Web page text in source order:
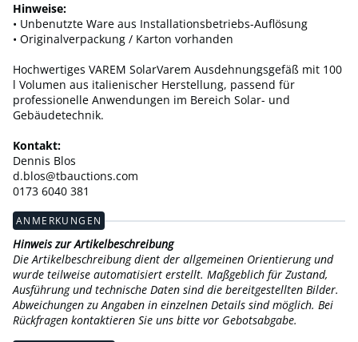
Hinweise:
• Unbenutzte Ware aus Installationsbetriebs-Auflösung
• Originalverpackung / Karton vorhanden
Hochwertiges VAREM SolarVarem Ausdehnungsgefäß mit 100
l Volumen aus italienischer Herstellung, passend für
professionelle Anwendungen im Bereich Solar- und
Gebäudetechnik.
Kontakt:
Dennis Blos
d.blos@tbauctions.com
0173 6040 381
ANMERKUNGEN
Hinweis zur Artikelbeschreibung
Die Artikelbeschreibung dient der allgemeinen Orientierung und
wurde teilweise automatisiert erstellt. Maßgeblich für Zustand,
Ausführung und technische Daten sind die bereitgestellten Bilder.
Abweichungen zu Angaben in einzelnen Details sind möglich. Bei
Rückfragen kontaktieren Sie uns bitte vor Gebotsabgabe.